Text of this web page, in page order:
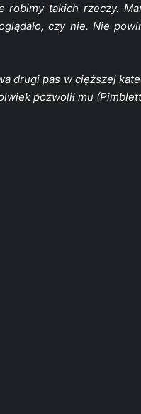
robimy takich rzeczy.
czy nie. Nie
drugi pas w cięższej
pozwolił mu